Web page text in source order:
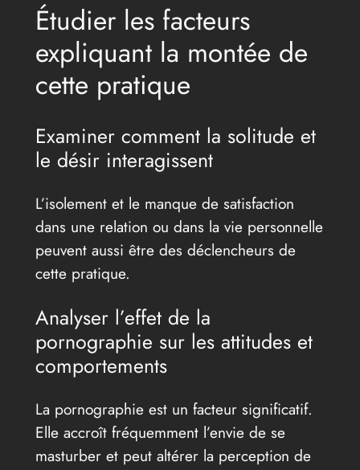
Étudier les facteurs
expliquant la montée de
cette pratique
Examiner comment la solitude et
le désir interagissent
L’isolement et le manque de satisfaction
dans une relation ou dans la vie personnelle
peuvent aussi être des déclencheurs de
cette pratique.
Analyser l’effet de la
pornographie sur les attitudes et
comportements
La pornographie est un facteur significatif.
Elle accroît fréquemment l’envie de se
masturber et peut altérer la perception de